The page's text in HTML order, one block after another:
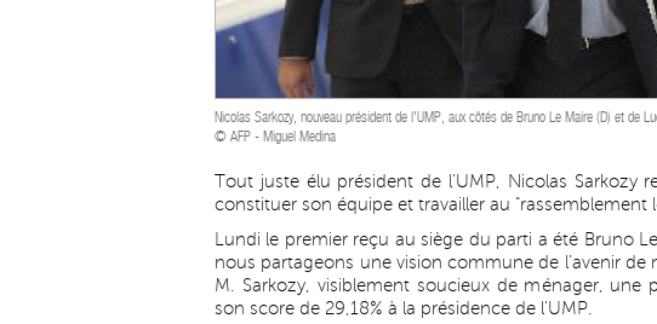
Nicolas Sarkozy, nouveau président de l'UMP, aux côtés de Bruno Le Maire (D) et de
© AFP - Miguel Medina
Tout juste élu président de l'UMP, Nicolas Sarkozy
constituer son équipe et travailler au "rassemblement
Lundi le premier reçu au siège du parti a été Bruno
nous partageons une vision commune de l'avenir
M. Sarkozy, visiblement soucieux de ménager, une
son score de 29,18% à la présidence de l'UMP.